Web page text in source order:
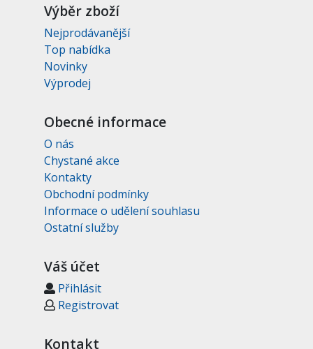
Výběr zboží
Nejprodávanější
Top nabídka
Novinky
Výprodej
Obecné informace
O nás
Chystané akce
Kontakty
Obchodní podmínky
Informace o udělení souhlasu
Ostatní služby
Váš účet
Přihlásit
Registrovat
Kontakt